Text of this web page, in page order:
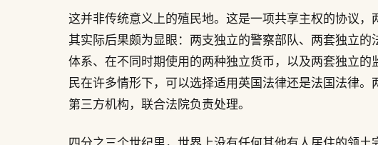
这并非传统意义上的殖民地。这是一项共享主权的协议，
其实际后果颇为显眼：两支独立的警察部队、两套独立的
体系、在不同时期使用的两种独立货币，以及两套独立的
民在许多情形下，可以选择适用英国法律还是法国法律。
第三方机构，联合法院负责处理。